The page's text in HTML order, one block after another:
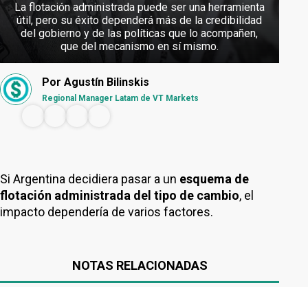
La flotación administrada puede ser una herramienta
útil, pero su éxito dependerá más de la credibilidad
del gobierno y de las políticas que lo acompañen,
que del mecanismo en sí mismo.
Por Agustín Bilinskis
Regional Manager Latam de VT Markets
Si Argentina decidiera pasar a un esquema de
flotación administrada del tipo de cambio, el
impacto dependería de varios factores.
NOTAS RELACIONADAS